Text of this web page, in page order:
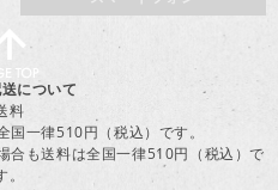
について
料
国一律510円（税込）です。
合も送料は全国一律510円（税込）で
。